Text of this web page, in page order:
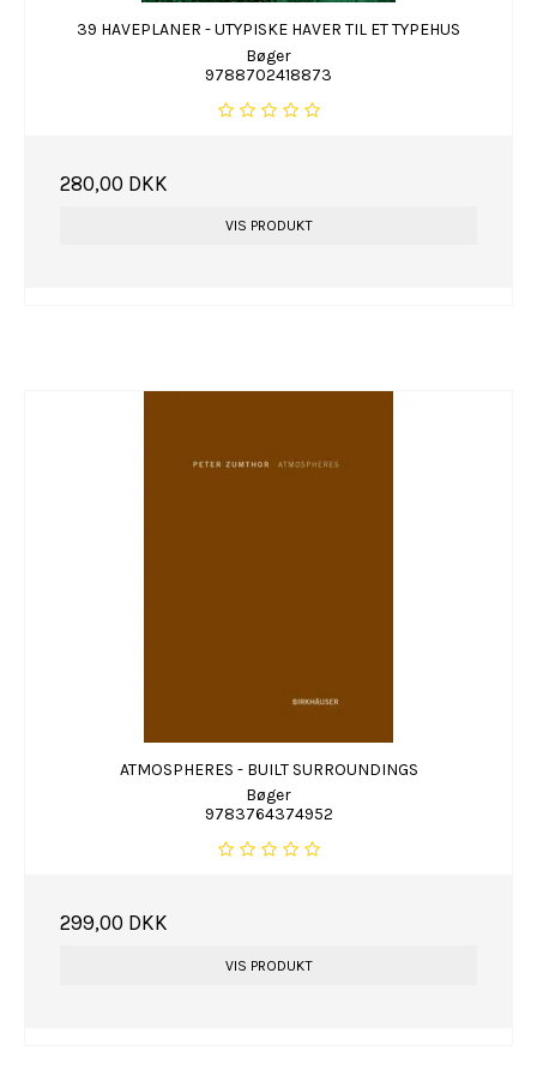
39 HAVEPLANER - UTYPISKE HAVER TIL ET TYPEHUS
Bøger
9788702418873
280,00 DKK
VIS PRODUKT
ATMOSPHERES - BUILT SURROUNDINGS
Bøger
9783764374952
299,00 DKK
VIS PRODUKT